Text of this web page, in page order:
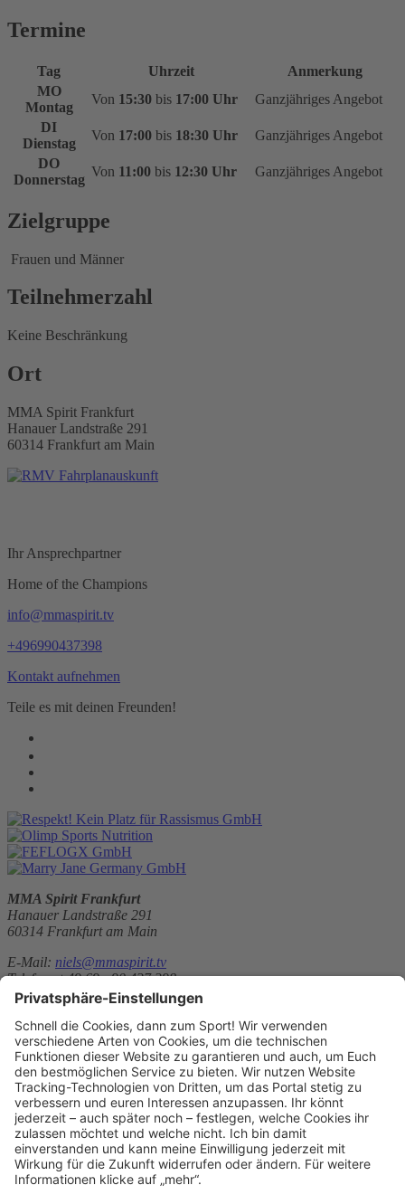
Termine
Tag Uhrzeit
Anmerkung
MO
Montag
Von 15:30 bis 17:00 Uhr
Ganzjähriges Angebot
DI
Dienstag
Von 17:00 bis 18:30 Uhr
Ganzjähriges Angebot
DO
Donnerstag
Von 11:00 bis 12:30 Uhr Ganzjähriges Angebot
Zielgruppe
Frauen und Männer
Teilnehmerzahl
Keine Beschränkung
Ort
MMA Spirit Frankfurt
Hanauer Landstraße 291
60314 Frankfurt am Main
Ihr Ansprechpartner
Home of the Champions
info@mmaspirit.tv
+496990437398
Kontakt aufnehmen
Teile es mit deinen Freunden!
MMA Spirit Frankfurt
Hanauer Landstraße 291
60314 Frankfurt am Main
E-Mail: niels@mmaspirit.tv
Telefon: +49 69 - 90 437 398
Website:https://mmaspirit.tv/
Sitemap
News
Über uns
Kontakt
Deine Mitgliedschaft
Wellness im MMA Spirit
Fitnesstraining im MMA Spirit